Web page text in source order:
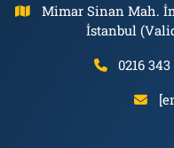
Mimar Sinan Mah.
İstanbul
0216